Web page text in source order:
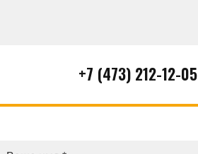
+7 (473) 212-12-05